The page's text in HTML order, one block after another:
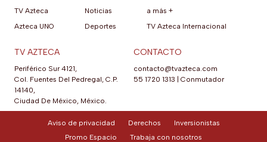
TV Azteca
Azteca UNO
Noticias
Deportes
a más +
TV Azteca Internacional
TV AZTECA
Periférico Sur 4121,
Col. Fuentes Del Pedregal, C.P.
14140,
Ciudad De México, México.
CONTACTO
contacto@tvazteca.com
55 1720 1313 | Conmutador
Aviso de privacidad Derechos
Inversionistas
Promo Espacio
Trabaja con nosotros